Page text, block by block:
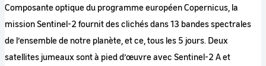
Composante optique du programme européen Copernicus, la
mission Sentinel-2 fournit des clichés dans 13 bandes spectrales
de l’ensemble de notre planète, et ce, tous les 5 jours. Deux
satellites jumeaux sont à pied d’œuvre avec Sentinel-2 A et